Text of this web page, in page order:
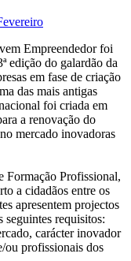
Empreendedor foi
edição do galardão da
em fase de criação
das mais antigas
foi criada em
a renovação do
mercado inovadoras
Formação Profissional,
a cidadãos entre os
apresentem projectos
seguintes requisitos:
carácter inovador
ou profissionais dos